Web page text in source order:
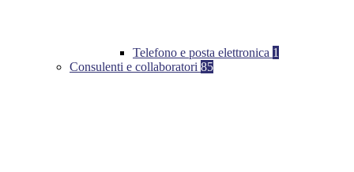
Telefono e posta elettronica 1
Consulenti e collaboratori 85